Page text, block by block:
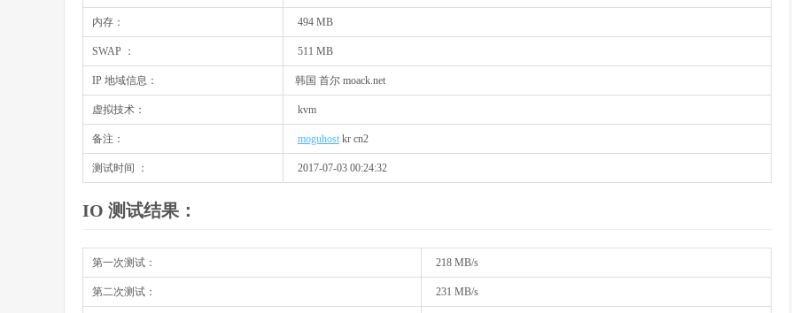
内存： 494 MB
SWAP ： 511 MB
IP 地域信息： 韩国 首尔 moack.net
虚拟技术： kvm
备注： moguhost kr cn2
测试时间 ： 2017-07-03 00:24:32
IO 测试结果：
第一次测试： 218 MB/s
第二次测试： 231 MB/s